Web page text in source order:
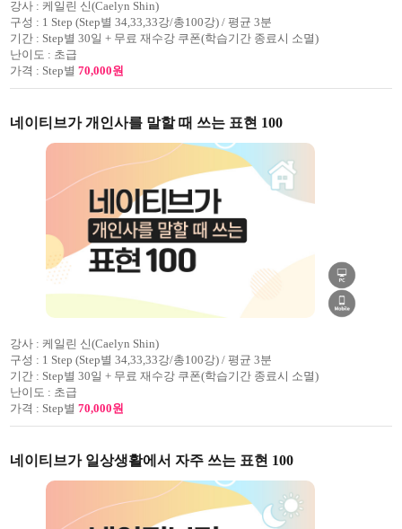
강사 : 케일린 신(Caelyn Shin)
구성 : 1 Step (Step별 34,33,33강/총100강) / 평균 3분
기간 : Step별 30일 + 무료 재수강 쿠폰(학습기간 종료시 소멸)
난이도 : 초급
가격 : Step별 70,000원
네이티브가 개인사를 말할 때 쓰는 표현 100
강사 : 케일린 신(Caelyn Shin)
구성 : 1 Step (Step별 34,33,33강/총100강) / 평균 3분
기간 : Step별 30일 + 무료 재수강 쿠폰(학습기간 종료시 소멸)
난이도 : 초급
가격 : Step별 70,000원
네이티브가 일상생활에서 자주 쓰는 표현 100